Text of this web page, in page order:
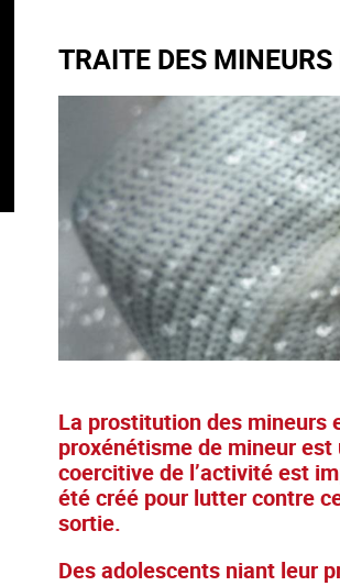
TRAITE DES
La prostitution des mineurs
proxénétisme de mineur
coercitive de l’activité est
été créé pour lutter contre
sortie.
Des adolescents niant leur